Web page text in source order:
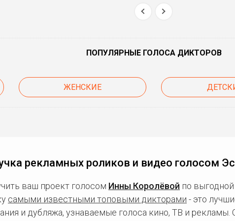
ПОПУЛЯРНЫЕ ГОЛОСА ДИКТОРОВ
ЖЕНСКИЕ
рекламных роликов и видео голосом
ваш проект голосом Инны Королёвой по
самыми известными топовыми дикторами - это
и дубляжа, узнаваемые голоса кино, ТВ и